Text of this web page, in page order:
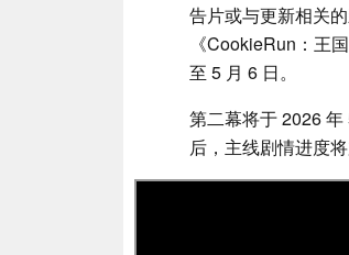
告片或与更新相关
《CookieRun：王
至 5 月 6 日。
第二幕将于 2026
后，主线剧情进度将